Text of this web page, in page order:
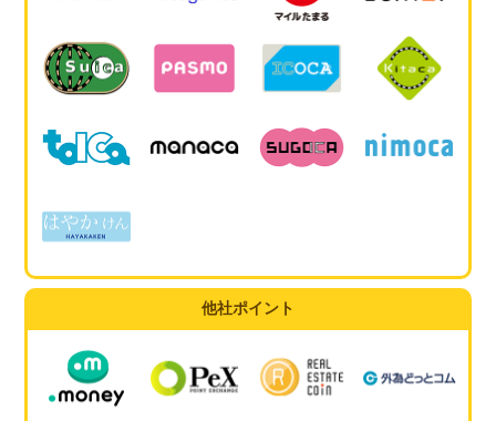
他社ポイント